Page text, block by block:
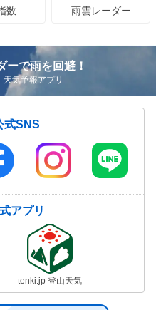
数 雨雲レーダー
ーで雨を回避！
気予報アプリ
式SNS
アプリ
tenki.jp 登山天気